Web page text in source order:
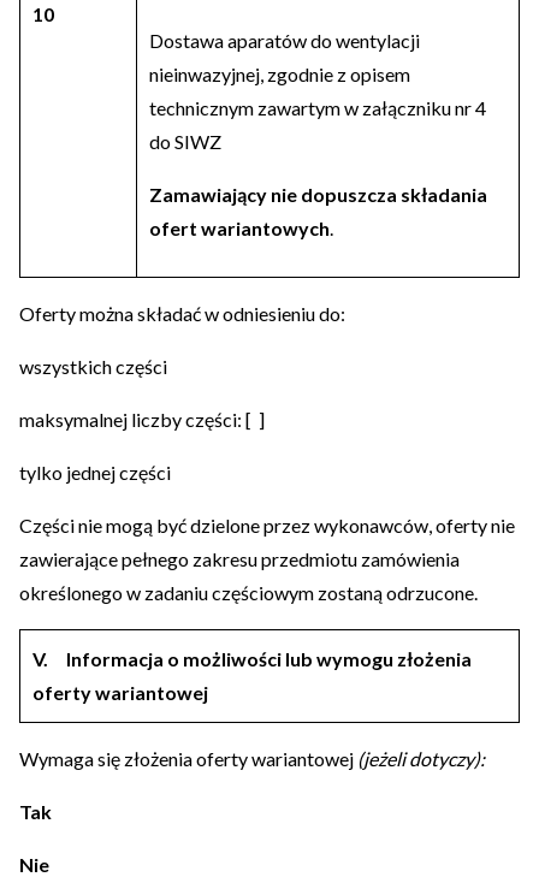
10
Dostawa aparatów do wentylacji
nieinwazyjnej, zgodnie z opisem
technicznym zawartym w załączniku nr 4
do SIWZ
Zamawiający nie dopuszcza składania
ofert wariantowych.
Oferty można składać w odniesieniu do:
wszystkich części
maksymalnej liczby części: [ ]
tylko jednej części
Części nie mogą być dzielone przez wykonawców, oferty nie
zawierające pełnego zakresu przedmiotu zamówienia
określonego w zadaniu częściowym zostaną odrzucone.
V. Informacja o możliwości lub wymogu złożenia
oferty wariantowej
Wymaga się złożenia oferty wariantowej (jeżeli dotyczy):
Tak
Nie